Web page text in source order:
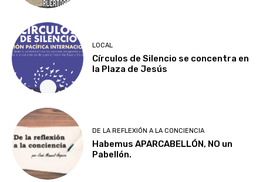
LOCAL
Círculos de Silencio se concentra en
la Plaza de Jesús
DE LA REFLEXIÓN A LA CONCIENCIA
Habemus APARCABELLÓN, NO un
Pabellón.